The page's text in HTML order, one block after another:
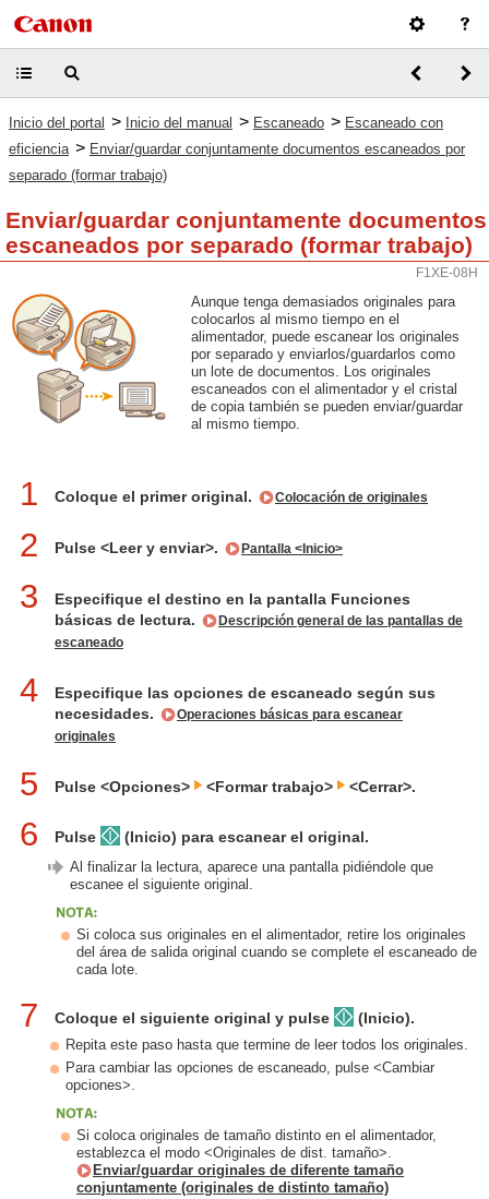
Inicio del portal > Inicio del manual > Escaneado > Escaneado con
eficiencia > Enviar/guardar conjuntamente documentos escaneados por
separado (formar trabajo)
Enviar/guardar conjuntamente documentos
escaneados por separado (formar trabajo)
F1XE-08H
Aunque tenga demasiados originales para
colocarlos al mismo tiempo en el
alimentador, puede escanear los originales
por separado y enviarlos/guardarlos como
un lote de documentos. Los originales
escaneados con el alimentador y el cristal
de copia también se pueden enviar/guardar
al mismo tiempo.
1 Coloque el primer original. Colocación de originales
2 Pulse <Leer y enviar>. Pantalla <Inicio>
3
Especifique el destino en la pantalla Funciones
básicas de lectura.
Descripción general de las pantallas de
escaneado
4
Especifique las opciones de escaneado según sus
necesidades.
Operaciones básicas para escanear
originales
5 Pulse <Opciones> <Formar trabajo> <Cerrar>.
6 Pulse (Inicio) para escanear el original.
Al finalizar la lectura, aparece una pantalla pidiéndole que
escanee el siguiente original.
Si coloca sus originales en el alimentador, retire los originales
del área de salida original cuando se complete el escaneado de
cada lote.
7 Coloque el siguiente original y pulse (Inicio).
Repita este paso hasta que termine de leer todos los originales.
Para cambiar las opciones de escaneado, pulse <Cambiar
opciones>.
Si coloca originales de tamaño distinto en el alimentador,
establezca el modo <Originales de dist. tamaño>.
Enviar/guardar originales de diferente tamaño
conjuntamente (originales de distinto tamaño)